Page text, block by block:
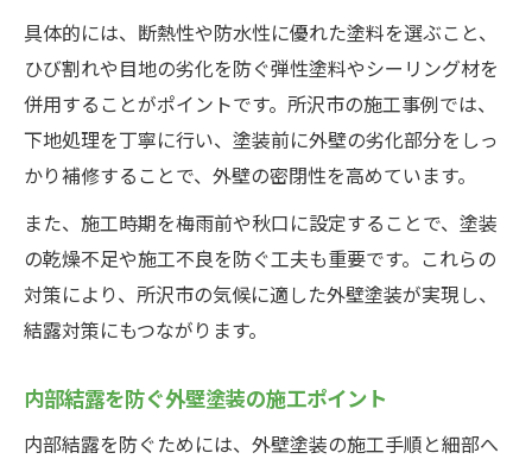
外壁塗装が住宅寿命に与える影響と対策
結露防止を兼ねた外壁塗装の長持ちポイン
ト
定期的な外壁塗装が建物の耐久性を支える
外壁塗装でメンテナンスコストを抑えるコ
ツ
寿命延長のための外壁塗装メンテナンス方
助成金活用で外壁塗装の費用を抑えるコツ
外壁塗装時に活用できる助成金情報まとめ
具体的には、断熱性や防水性に優れた塗料を選ぶこと、
ひび割れや目地の劣化を防ぐ弾性塗料やシーリング材を
併用することがポイントです。所沢市の施工事例では、
下地処理を丁寧に行い、塗装前に外壁の劣化部分をしっ
かり補修することで、外壁の密閉性を高めています。
また、施工時期を梅雨前や秋口に設定することで、塗装
の乾燥不足や施工不良を防ぐ工夫も重要です。これらの
対策により、所沢市の気候に適した外壁塗装が実現し、
結露対策にもつながります。
内部結露を防ぐ外壁塗装の施工ポイント
内部結露を防ぐためには、外壁塗装の施工手順と細部へ